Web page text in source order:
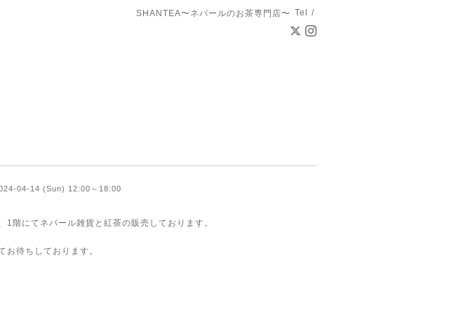
SHANTEA〜ネパールのお茶専門店〜 Tel /
04-14 (Sun) 12:00～18:00
1階にてネパール雑貨と紅茶の販売しております。
お待ちしております。